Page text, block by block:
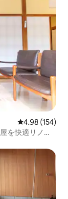
レビュー154
4.98 (154)
を快適リノベ